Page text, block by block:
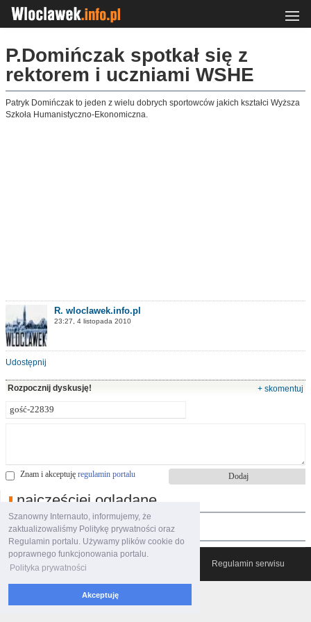
Szanowny Internauto, informujemy, że
zaktualizowaliśmy Politykę prywatności oraz
Regulamin portalu. Używamy plików cookie do
poprawnego funkcjonowania portalu.
Polityka prywatności
Akceptuję
P.Domińczak spotkał się z
rektorem i uczniami WSHE
Patryk Domińczak to jeden z wielu dobrych sportowców jakich kształci Wyższa
Szkoła Humanistyczno-Ekonomiczna.
R. wloclawek.info.pl
23:27, 4 listopada 2010
Udostępnij
Rozpocznij dyskusję! + skomentuj
Znam i akceptuję regulamin portalu
najczęściej oglądane
polecane filmy
© 2007-2026 Włocławski Portal informacyjny Regulamin serwisu